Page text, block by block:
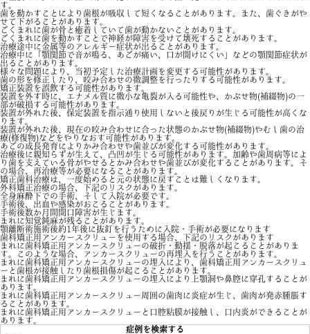
す。
歯を動かすことにより歯根が吸収して短くなることがあります。また、歯ぐきがや
せて下がることがあります。
ごくまれに歯が骨と癒着していて歯が動かないことがあります。
ごくまれに歯を動かすことで神経が障害を受けて壊死することがあります。
治療途中に金属等のアレルギー症状が出ることがあります。
治療中に「顎関節で音が鳴る、あごが痛い、口が開けにくい」などの顎関節症状が
出ることがあります。
様々な問題により、当初予定した治療計画を変更する可能性があります。
歯の形を修正したり、咬み合わせの微調整を行ったりする可能性があります。
矯正装置を誤飲する可能性があります。
装置を外す時に、エナメル質に微小な亀裂が入る可能性や、かぶせ物(補綴物)の一
部が破損する可能性があります。
装置が外れた後、保定装置を指示通り使用しないと後戻りが生じる可能性が高くな
ります。
装置が外れた後、現在の咬み合わせに合った状態のかぶせ物(補綴物)やむし歯の治
療(修復物)などをやりなおす可能性があります。
あごの成長発育によりかみ合わせや歯並びが変化する可能性があります。
治療後に親知らずが生えて、凸凹が生じる可能性があります。加齢や歯周病等によ
り歯を支えている骨がやせるとかみ合わせや歯並びが変化することがあります。そ
の場合、再治療等が必要になることがあります。
矯正歯科治療は、一度始めると元の状態に戻すことは難しくなります。
外科矯正治療の場合、下記のリスクがあります。
全身麻酔下での手術、そして入院が必要です。
手術後、出血や感染がおこることがあります。
手術後数か月間開口障害が生じます。
まれに知覚鈍麻が残ることがあります。
顎離断術施術後約1年後に抜釘を行うために入院・手術が必要になります
歯科矯正用アンカースクリューを使用する場合、下記のリスクがあります
まれに歯科矯正用アンカースクリューの破折・動揺・脱落が起こることがありま
す。このような場合、アンカースクリューの再埋入を行うことがあります。
まれに歯科矯正用アンカースクリューの埋入により、歯科矯正用アンカースクリュ
ーと歯根が接触したり歯根損傷が起こることがあります。
まれに歯科矯正用アンカースクリューの埋入により上顎洞や鼻腔に穿孔することが
あります。
まれに歯科矯正用アンカースクリュー周囲の歯肉に炎症が生じ、歯肉が発赤腫脹す
ることがあります。
まれに歯科矯正用アンカースクリューと口腔粘膜が接触し、口内炎ができることが
あります。
症例を検索する